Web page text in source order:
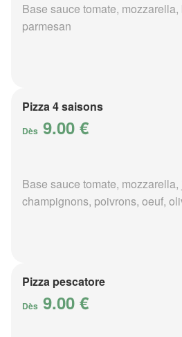
Base sauce tomate,
parmesan
Pizza 4 saisons
Dès 9.00 €
Base sauce tomate, mozzarella,
champignons, poivrons, oeuf,
Pizza pescatore
Dès 9.00 €